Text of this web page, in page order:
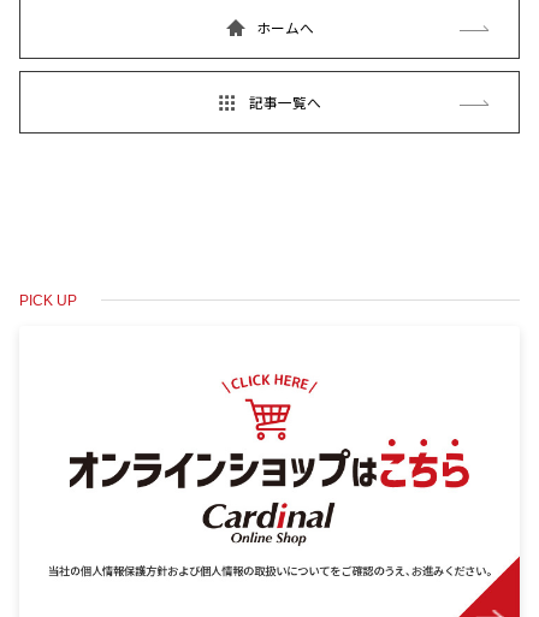
ホームへ
記事一覧へ
PICK UP